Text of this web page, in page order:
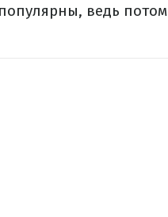
, ведь потом